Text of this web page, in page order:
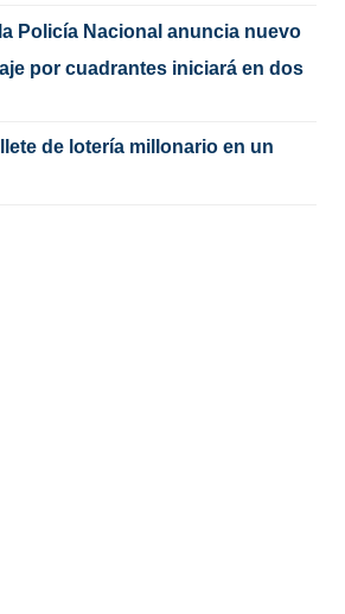
Policía Nacional anuncia nuevo
por cuadrantes iniciará en dos
de lotería millonario en un